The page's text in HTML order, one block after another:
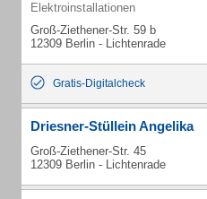
Elektroinstallationen
Groß-Ziethener-Str. 59 b
12309 Berlin - Lichtenrade
Gratis-Digitalcheck
Driesner-Stüllein Angelika
Groß-Ziethener-Str. 45
12309 Berlin - Lichtenrade